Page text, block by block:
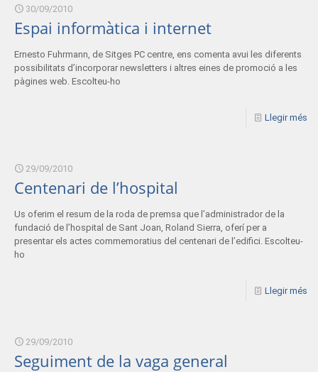
30/09/2010
Espai informàtica i internet
Ernesto Fuhrmann, de Sitges PC centre, ens comenta avui les diferents
possibilitats d’incorporar newsletters i altres eines de promoció a les
pàgines web. Escolteu-ho
Llegir més
29/09/2010
Centenari de l’hospital
Us oferim el resum de la roda de premsa que l’administrador de la
fundació de l’hospital de Sant Joan, Roland Sierra, oferí per a
presentar els actes commemoratius del centenari de l’edifici. Escolteu-
ho
Llegir més
29/09/2010
Seguiment de la vaga general